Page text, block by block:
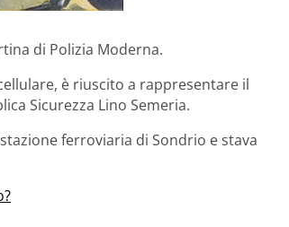
di Polizia Moderna.
è riuscito a rappresentare il
Sicurezza Lino Semeria.
ferroviaria di Sondrio e stava